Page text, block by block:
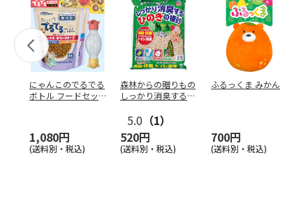
にゃんこのでるでる
ボトル フードセッ
1,080円
(送料別・税込)
森林からの贈りもの
しっかり消臭するひ
5.0 （1）
520円
(送料別・税込)
ふるっくま みかん
700円
(送料別・税込)